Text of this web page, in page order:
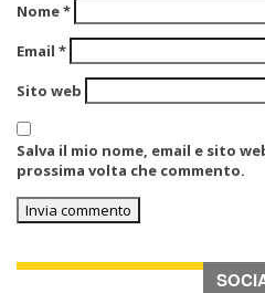
Nome*
Email *
Sito web
Salva il mio nome, email e sito
prossima volta che commento.